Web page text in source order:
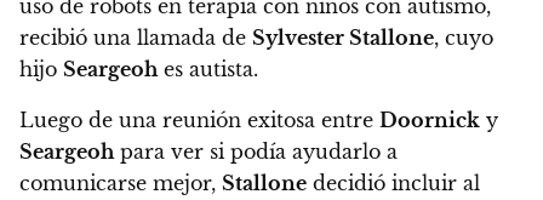
uso de robots en terapia con niños con autismo,
recibió una llamada de Sylvester Stallone, cuyo
hijo Seargeoh es autista.
Luego de una reunión exitosa entre Doornick y
Seargeoh para ver si podía ayudarlo a
comunicarse mejor, Stallone decidió incluir al